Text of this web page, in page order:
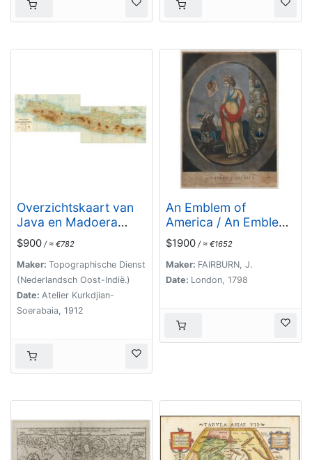
Overzichtskaart van
Java en Madoera
schaal 1:500.000. Met
aanduiding van de
politieke indeeling, de
organisatie van het
bestuur, de bestaande
en nog aan te leggen
en industrieele
$900 / ≈ €782
Maker: Topographische Dienst
(Nederlandsch Oost-Indië.)
Date: Atelier Kurkdjian-
Soerabaia, 1912
An Emblem of
America / An Emblem
of Africa / An Emblem
of Asia / An Emblem
of Europe.
$1900 / ≈ €1652
Maker: FAIRBURN, J.
Date: London, 1798